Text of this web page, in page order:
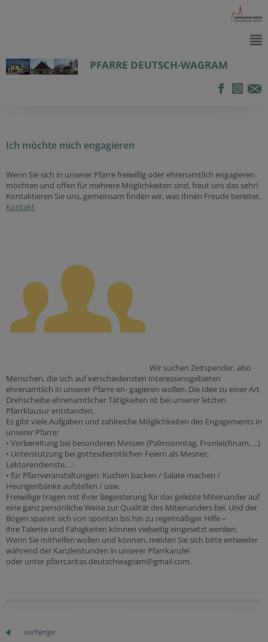
PFARRE DEUTSCH-WAGRAM
Ich möchte mich engagieren
Wenn Sie sich in unserer Pfarre freiwillig oder ehrenamtlich engagieren
möchten und offen für mehrere Möglichkeiten sind, freut uns das sehr!
Kontaktieren Sie uns, gemeinsam finden wir, was Ihnen Freude bereitet.
Kontakt
Wir suchen Zeitspender, also
Menschen, die sich auf verschiedensten Interessensgebieten
ehrenamtlich in unserer Pfarre en- gagieren wollen. Die Idee zu einer Art
Drehscheibe ehrenamtlicher Tätigkeiten ist bei unserer letzten
Pfarrklausur entstanden.
Es gibt viele Aufgaben und zahlreiche Möglichkeiten des Engagements in
unserer Pfarre:
• Vorbereitung bei besonderen Messen (Palmsonntag, Fronleichnam, ...)
• Unterstützung bei gottesdienstlichen Feiern als Mesner,
Lektorendienste, ...
• für Pfarrveranstaltungen: Kuchen backen / Salate machen /
Heurigenbänke aufstellen / usw.
Freiwillige tragen mit ihrer Begeisterung für das gelebte Miteinander auf
eine ganz persönliche Weise zur Qualität des Miteinanders bei. Und der
Bogen spannt sich von spontan bis hin zu regelmäßiger Hilfe –
ihre Talente und Fähigkeiten können vielseitig eingesetzt werden.
Wenn Sie mithelfen wollen und können, melden Sie sich bitte entweder
während der Kanzleistunden in unserer Pfarrkanzlei
oder unter pfarrcaritas.deutschwagram@gmail.com.
vorherige